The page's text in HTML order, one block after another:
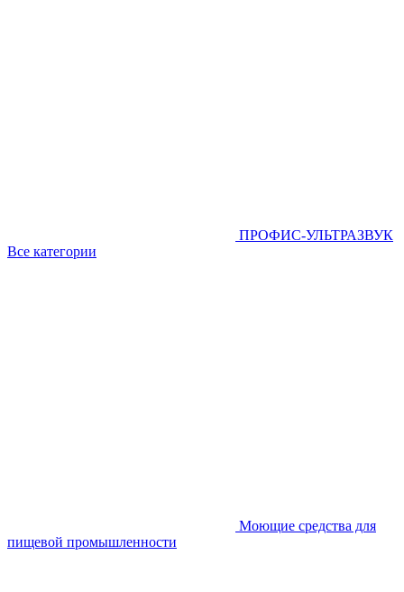
ПРОФИС-УЛЬТРАЗВУК
Все категории
Моющие средства для
пищевой промышленности